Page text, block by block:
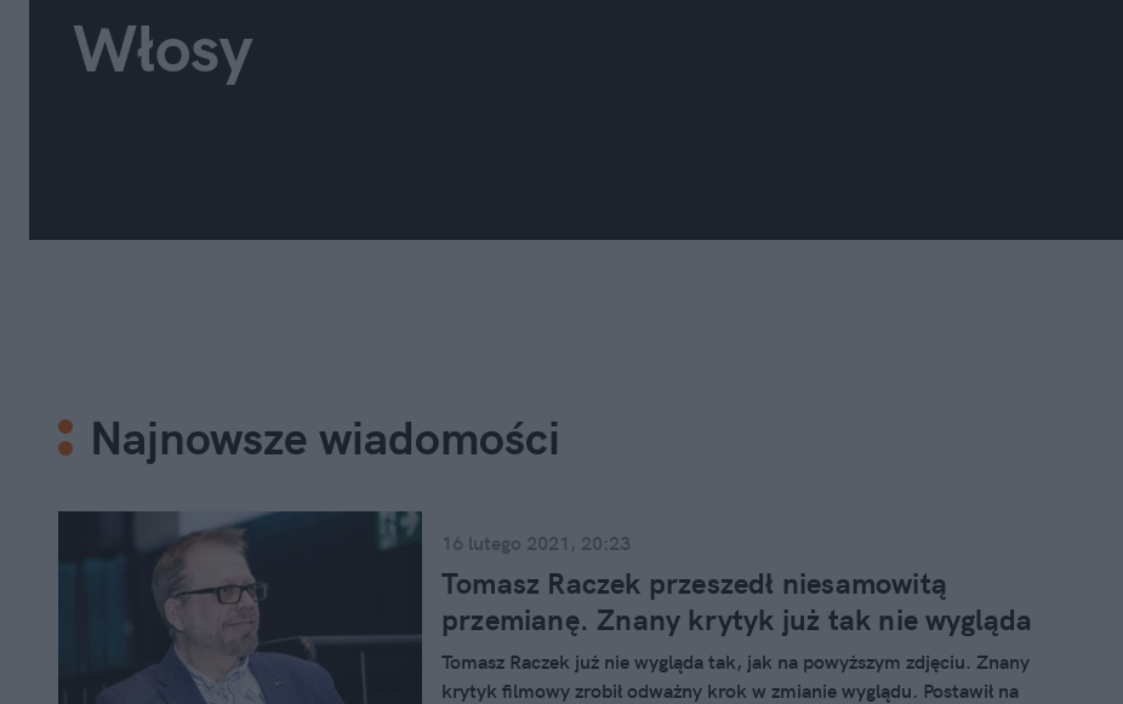
Włosy
Najnowsze wiadomości
16 lutego 2021, 20:23
Tomasz Raczek przeszedł niesamowitą
przemianę. Znany krytyk już tak nie wygląda
Tomasz Raczek już nie wygląda tak, jak na powyższym zdjęciu. Znany
krytyk filmowy zrobił odważny krok w zmianie wyglądu. Postawił na